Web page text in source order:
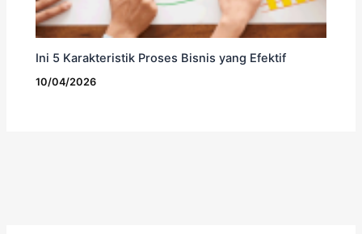
Ini 5 Karakteristik Proses Bisnis yang Efektif
10/04/2026